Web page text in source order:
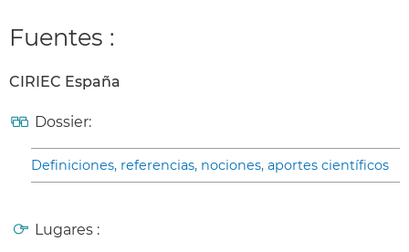
Fuentes :
CIRIEC España
Dossier:
Definiciones, referencias, nociones, aportes científicos
Lugares :